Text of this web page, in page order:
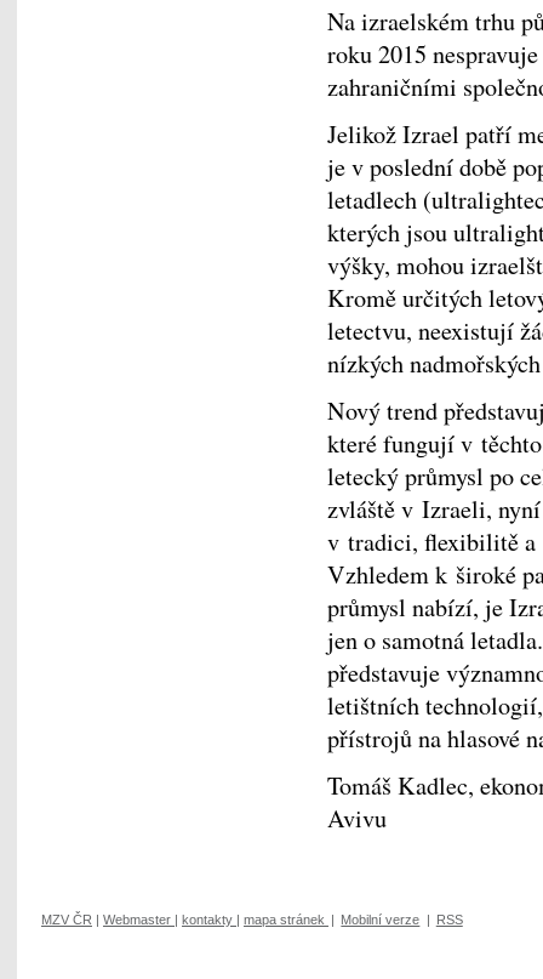
Na izraelském trhu
roku 2015
zahraničními
Jelikož Izrael patří
je v poslední době
letadlech
kterých jsou
výšky, mohou
Kromě určitých
letectvu, neexistují
nízkých
Nový trend
které fungují v
letecký průmysl po
zvláště v Izraeli,
v tradici, flexibilitě a
Vzhledem k široké
průmysl nabízí, je
jen o samotná
představuje
letištních
přístrojů na hlasové
Tomáš Kadlec,
Avivu
MZV ČR | Webmaster | kontakty | mapa stránek | Mobilní verze | RSS